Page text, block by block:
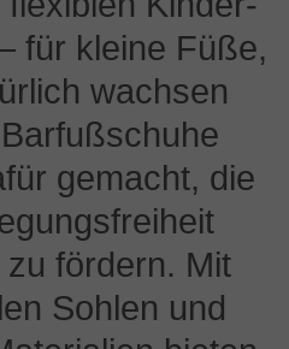
für kleine Füße,
wachsen
gemacht, die
fördern. Mit
Sohlen und